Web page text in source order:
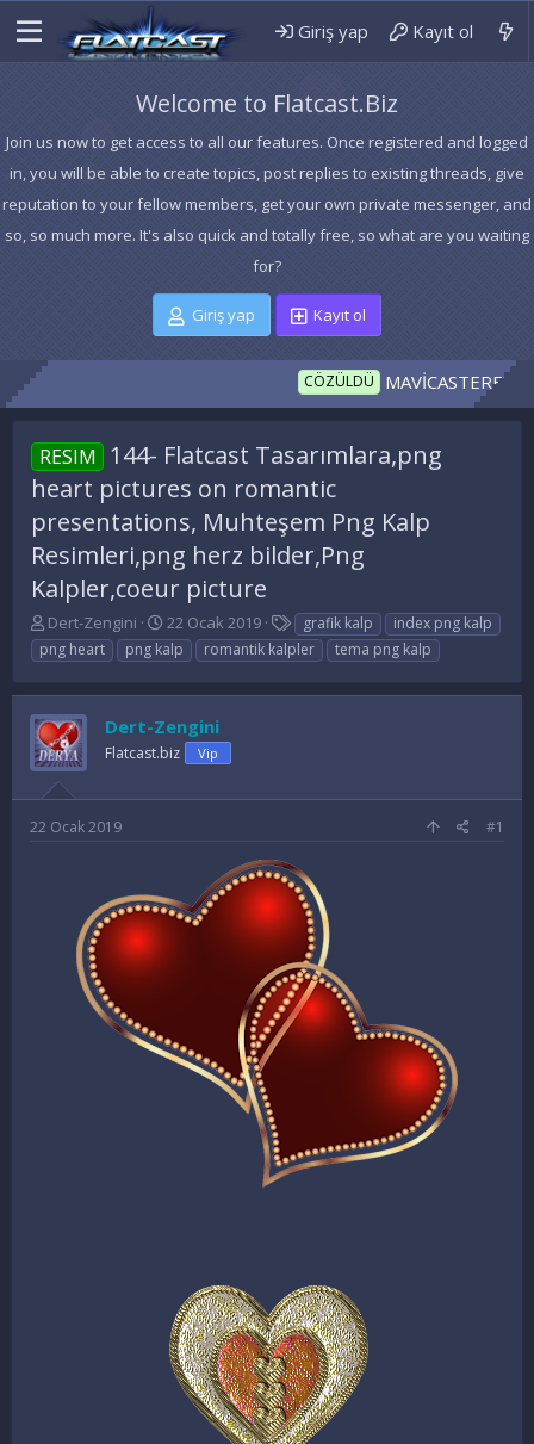
Giriş yap Kayıt ol
Welcome to Flatcast.Biz
Join us now to get access to all our features. Once registered and logged
in, you will be able to create topics, post replies to existing threads, give
reputation to your fellow members, get your own private messenger, and
so, so much more. It's also quick and totally free, so what are you waiting
for?
Giriş yap Kayıt ol
CÖZÜLDÜ MAVİCASTERFM İNDEX
RESIM
144- Flatcast Tasarımlara,png
heart pictures on romantic
presentations, Muhteşem Png Kalp
Resimleri,png herz bilder,Png
Kalpler,coeur picture
K
o
n
u
B
a
ş
a
Dert-Zengini
B
a
ş
n
g
a
h
i
22 Ocak 2019
E
t
i
grafik kalp
index png kalp
png heart
png kalp romantik kalpler tema png kalp
Dert-Zengini
Flatcast.biz Vip
22 Ocak 2019 #1